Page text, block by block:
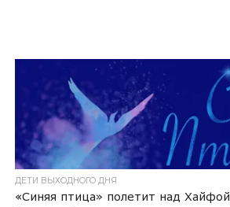
ДЕТИ ВЫХОДНОГО ДНЯ
«Синяя птица» полетит над Хайфой